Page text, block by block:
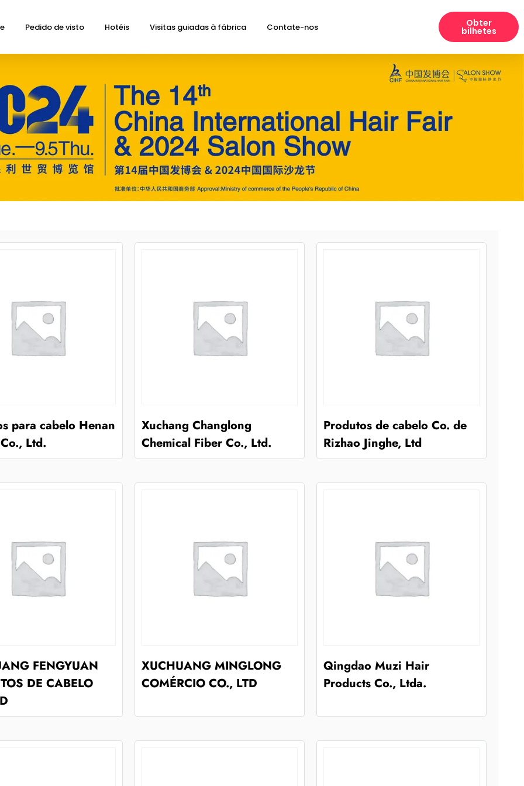
Pedido de visto Hotéis Visitas guiadas à fábrica Contate-nos Obter
bilhetes
para cabelo Henan
Ltd.
Xuchang Changlong
Chemical Fiber Co., Ltd.
Produtos de cabelo Co. de
Rizhao Jinghe, Ltd
FENGYUAN
DE CABELO
XUCHUANG MINGLONG
COMÉRCIO CO., LTD
Qingdao Muzi Hair
Products Co., Ltda.